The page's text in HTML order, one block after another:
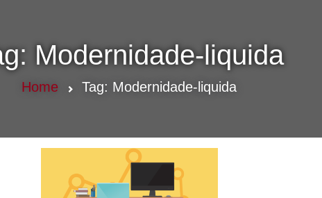
Modernidade-liquida
Home Tag: Modernidade-liquida